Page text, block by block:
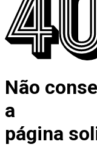
Não
a
página